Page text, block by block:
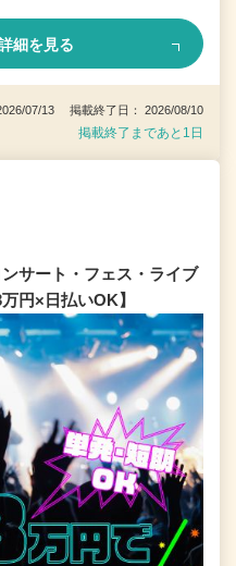
細を見る
07/13 掲載終了日： 2026/08/10
掲載終了まであと1日
サート・フェス・ライブ
円×日払いOK】